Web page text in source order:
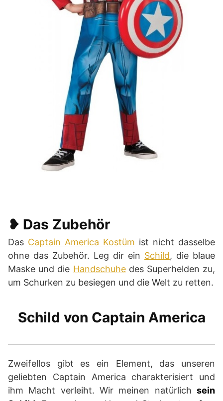
❥ Das Zubehör
Das Captain America Kostüm ist nicht dasselbe
ohne das Zubehör. Leg dir ein Schild, die blaue
Maske und die Handschuhedes Superhelden zu,
um Schurken zu besiegen und die Welt zu retten.
Schild von Captain America
Zweifellos gibt es ein Element, das unseren
geliebten Captain America charakterisiert und
ihm Macht verleiht. Wir meinen natürlich sein